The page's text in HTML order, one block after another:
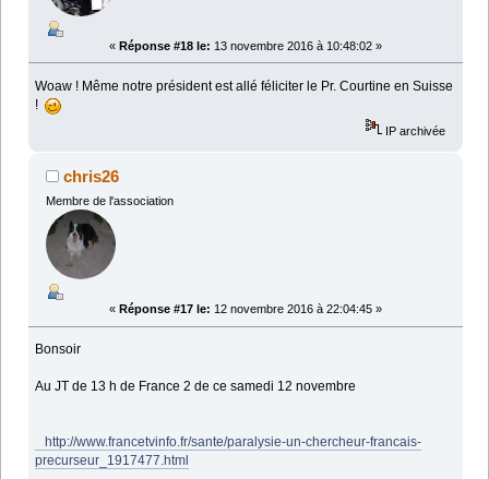
« Réponse #18 le: 13 novembre 2016 à 10:48:02 »
Woaw ! Même notre président est allé féliciter le Pr. Courtine en Suisse
!
IP archivée
chris26
Membre de l'association
« Réponse #17 le: 12 novembre 2016 à 22:04:45 »
Bonsoir
Au JT de 13 h de France 2 de ce samedi 12 novembre
http://www.francetvinfo.fr/sante/paralysie-un-chercheur-francais-
precurseur_1917477.html